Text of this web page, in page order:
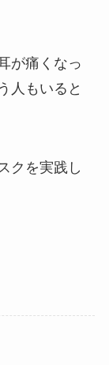
が痛くなっ
人もいると
クを実践し